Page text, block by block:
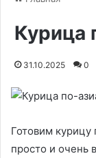
Курица
31.10.2025 0
Готовим курицу
просто и очень